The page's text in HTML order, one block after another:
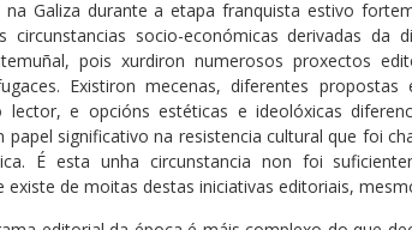
na Galiza durante a etapa franquista estivo
circunstancias socio-económicas derivadas da
pois xurdiron numerosos proxectos
Existiron mecenas, diferentes
lector, e opcións estéticas e ideolóxicas
papel significativo na resistencia cultural que foi
É esta unha circunstancia non foi
de moitas destas iniciativas editoriais,